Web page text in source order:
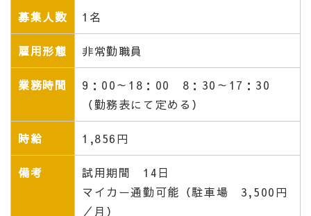
募集人数 1名
雇用形態 非常勤職員
業務時間
9：00～18：00 8：30～17：30
（勤務表にて定める）
時給 1,856円
備考
試用期間 14日
マイカー通勤可能（駐車場 3,500円
／月）